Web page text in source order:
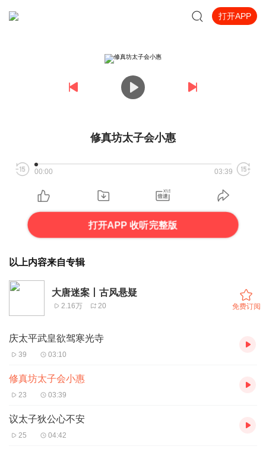
打开APP
修真坊太子会小惠
00:00 03:39
打开APP 收听完整版
以上内容来自专辑
大唐迷案丨古风悬疑
2.16万 20 免费订阅
庆太平武皇欲驾寒光寺
39 03:10
修真坊太子会小惠
23 03:39
议太子狄公心不安
25 04:42